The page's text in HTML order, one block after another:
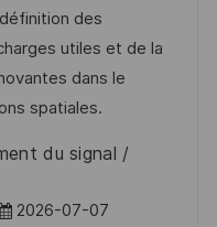
’
a
f
f
c
des
utiles et de la
dans le
spatiales.
du signal /
2026-07-07